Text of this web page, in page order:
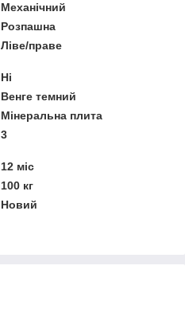
Механічний
Розпашна
Ліве/праве
Ні
Венге темний
Мінеральна плита
3
12 міс
100 кг
Новий